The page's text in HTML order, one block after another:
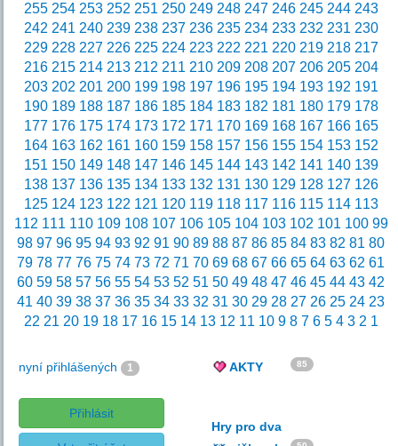
255 254 253 252 251 250 249 248 247 246 245 244 243
242 241 240 239 238 237 236 235 234 233 232 231 230
229 228 227 226 225 224 223 222 221 220 219 218 217
216 215 214 213 212 211 210 209 208 207 206 205 204
203 202 201 200 199 198 197 196 195 194 193 192 191
190 189 188 187 186 185 184 183 182 181 180 179 178
177 176 175 174 173 172 171 170 169 168 167 166 165
164 163 162 161 160 159 158 157 156 155 154 153 152
151 150 149 148 147 146 145 144 143 142 141 140 139
138 137 136 135 134 133 132 131 130 129 128 127 126
125 124 123 122 121 120 119 118 117 116 115 114 113
112 111 110 109 108 107 106 105 104 103 102 101 100 99
98 97 96 95 94 93 92 91 90 89 88 87 86 85 84 83 82 81 80
79 78 77 76 75 74 73 72 71 70 69 68 67 66 65 64 63 62 61
60 59 58 57 56 55 54 53 52 51 50 49 48 47 46 45 44 43 42
41 40 39 38 37 36 35 34 33 32 31 30 29 28 27 26 25 24 23
22 21 20 19 18 17 16 15 14 13 12 11 10 9 8 7 6 5 4 3 2 1
nyní přihlášených 1
Přihlásit
AKTY 85
Hry pro dva